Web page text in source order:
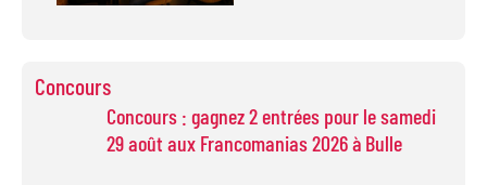
Concours
Concours : gagnez 2 entrées pour le samedi
29 août aux Francomanias 2026 à Bulle